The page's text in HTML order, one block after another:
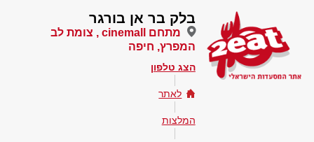
בלק בר אן בורגר
מתחם cinemall , צומת לב
המפרץ, חיפה
הצג טלפון
לאתר
המלצות